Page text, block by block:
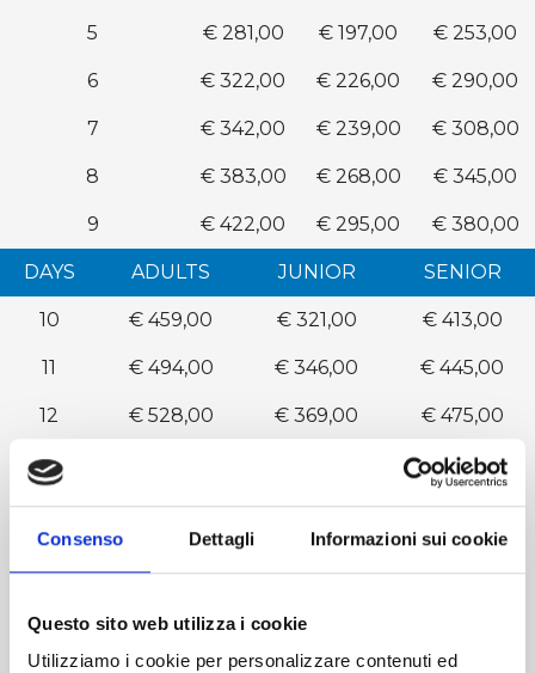
Consenso Dettagli Informazioni sui cookie
Questo sito web utilizza i cookie
Utilizziamo i cookie per personalizzare contenuti ed
5 € 281,00 € 197,00 € 253,00
6 € 322,00 € 226,00 € 290,00
7 € 342,00 € 239,00 € 308,00
8 € 383,00 € 268,00 € 345,00
9 € 422,00 € 295,00 € 380,00
DAYS ADULTS JUNIOR SENIOR
10 € 459,00 € 321,00 € 413,00
11 € 494,00 € 346,00 € 445,00
12 € 528,00 € 369,00 € 475,00
13 € 503,00
14 € 588,00 € 412,00 € 529,00
17 € 664,00 € 465,00 € 598,00